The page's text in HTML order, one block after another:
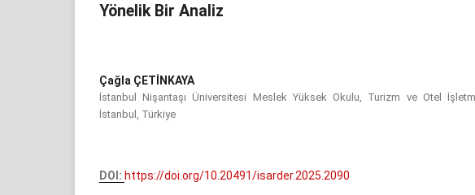
Yönelik Bir Analiz
Çağla ÇETİNKAYA
İstanbul Nişantaşı Üniversitesi Meslek Yüksek Okulu, Turizm ve Otel
İstanbul, Türkiye
DOI: https://doi.org/10.20491/isarder.2025.2090